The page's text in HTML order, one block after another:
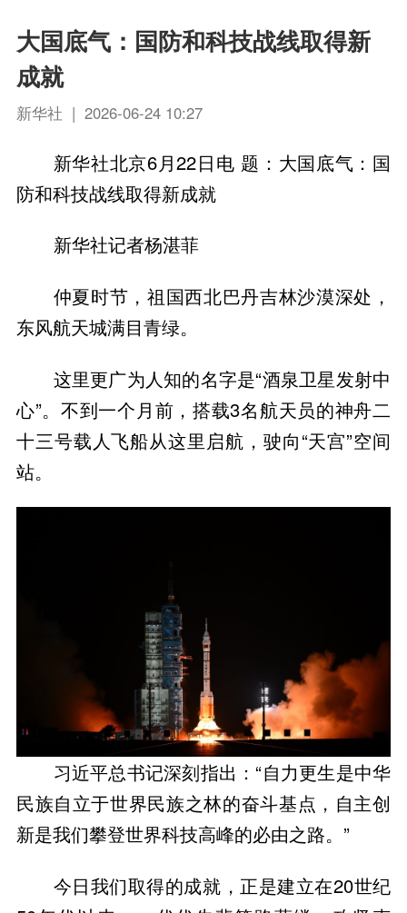
大国底气：国防和科技战线取得新
成就
新华社 | 2026-06-24 10:27
新华社北京6月22日电 题：大国底气：国
防和科技战线取得新成就
新华社记者杨湛菲
仲夏时节，祖国西北巴丹吉林沙漠深处，
东风航天城满目青绿。
这里更广为人知的名字是“酒泉卫星发射中
心”。不到一个月前，搭载3名航天员的神舟二
十三号载人飞船从这里启航，驶向“天宫”空间
站。
习近平总书记深刻指出：“自力更生是中华
民族自立于世界民族之林的奋斗基点，自主创
新是我们攀登世界科技高峰的必由之路。”
今日我们取得的成就，正是建立在20世纪